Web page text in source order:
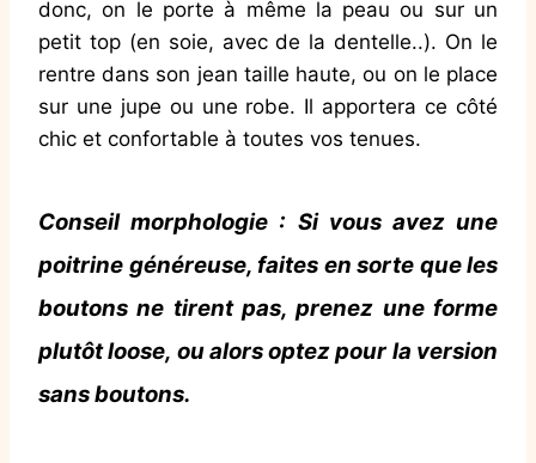
donc, on le porte à même la peau ou sur un
petit top (en soie, avec de la dentelle..). On le
rentre dans son jean taille haute, ou on le place
sur une jupe ou une robe. Il apportera ce côté
chic et confortable à toutes vos tenues.
Conseil morphologie : Si vous avez une
poitrine généreuse, faites en sorte que les
boutons ne tirent pas, prenez une forme
plutôt loose, ou alors optez pour la version
sans boutons.